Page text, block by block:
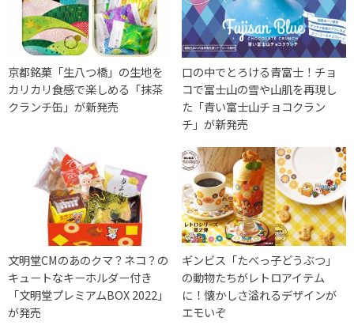
京都銘菓「生八つ橋」の生地を
カリカリ食感で楽しめる「抹茶
クランチ缶」が新発売
口の中でとろける青富士！チョ
コで富士山の雪や山肌を再現し
た「青い富士山チョコクラン
チ」が新発売
文明堂CMのあのクマ？ネコ？の
キュートなキーホルダー付き
「文明堂プレミアムBOX 2022」
が発売
ギンビス「たべっ子どうぶつ」
の動物たちがレトロアイテム
に！懐かしさ溢れるデザインが
エモいぞ